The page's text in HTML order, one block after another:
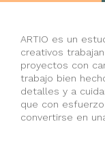
ARTIO es un
creativos
proyectos con
trabajo bien
detalles y a
que con
convertirse en